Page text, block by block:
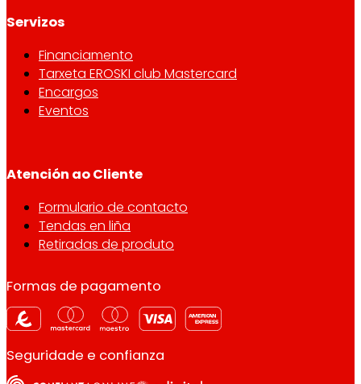
Servizos
Financiamento
Tarxeta EROSKI club Mastercard
Encargos
Eventos
Atención ao Cliente
Formulario de contacto
Tendas en liña
Retiradas de produto
Formas de pagamento
Seguridade e confianza